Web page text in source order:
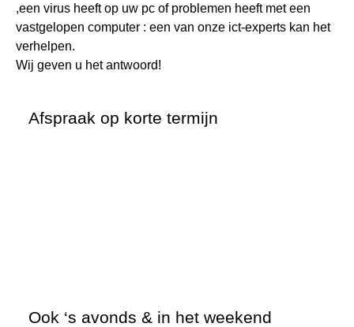
,een virus heeft op uw pc of problemen heeft met een
vastgelopen computer : een van onze ict-experts kan het
verhelpen.
Wij geven u het antwoord!
Afspraak op korte termijn
Ook ‘s avonds & in het weekend